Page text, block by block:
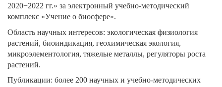
2020−2022 гг.» за электронный учебно-методический
комплекс «Учение о биосфере».
Область научных интересов: экологическая физиология
растений, биоиндикация, геохимическая экология,
микроэлементология, тяжелые металлы, регуляторы роста
растений.
Публикации: более 200 научных и учебно-методических